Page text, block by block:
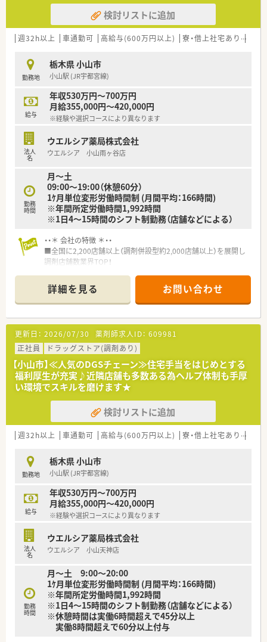
検討リストに追加
週32h以上 車通勤可 高給与(600万円以上) 寮・借上社宅あり
勤務地
栃木県 小山市
小山駅 (JR宇都宮線)
給与
年収530万円～700万円
月給355,000円～420,000円
※経験や選択コースにより異なります
法人
名
ウエルシア薬局株式会社
ウエルシア 小山雨ヶ谷店
勤務
時間
月～土
09:00〜19:00（休憩60分）
1ｹ月単位変形労働時間制 (月間平均：166時間)
※年間所定労働時間1,992時間
※1日4～15時間のシフト制勤務（店舗などによる）
・・＊ 会社の特徴 ＊・・
■全国に2,200店舗以上（調剤併設型約2,000店舗以上）を展開し
調剤店舗数業界TOP！
頑張り次第で高給与も可能！
■経験や勤務コースによりますが、経験の少ない方でも500万前
半スタートと業界TOP水準！
■職種や職域に合わせ、豊富な社内研修や外部組織と連携した研
修を用意されています
■薬剤師が中心の会社だからこそ活躍できるキャリアパスが多
種多様に用意されています。
■店舗拡大に伴い、エリアマネジャーや営業部長等のマネジメン
トのポジションも増えます。
■在宅や教育等の専門性を活かせるスペシャリストを目指すこ
とも可能です。
■その他にも、管理部門や商品部門等の本社スタッフなど活動領
域は多種多様です。
■在宅実施店舗は年々増加しており、在宅医療へもしっかりと関
わる事ができます。
時短勤務ができるよう変更予定です。
■年間休日が120日とワークライフバランスが整っています
■日用品から常備薬まで、従業員割引制度など嬉しいメリットも
たくさんあります！
詳細を見る お問い合わせ
更新日： 2026/07/30 薬剤師求人ID： 609981
正社員
ドラッグストア(調剤あり)
【小山市】≪人気のDGSチェーン≫住宅手当をはじめとする
福利厚生が充実♪近隣店舗も多数ある為ヘルプ体制も手厚
い環境でスキルを磨けます★
検討リストに追加
週32h以上 車通勤可 高給与(600万円以上) 寮・借上社宅あり
勤務地
栃木県 小山市
小山駅 (JR宇都宮線)
給与
年収530万円～700万円
月給355,000円～420,000円
※経験や選択コースにより異なります
法人
名
ウエルシア薬局株式会社
ウエルシア 小山天神店
勤務
時間
月～土 9:00～20:00
1ｹ月単位変形労働時間制 (月間平均：166時間)
※年間所定労働時間1,992時間
※1日4～15時間のシフト制勤務（店舗などによる）
※休憩時間は実働6時間超えで45分以上
実働8時間超えで60分以上付与